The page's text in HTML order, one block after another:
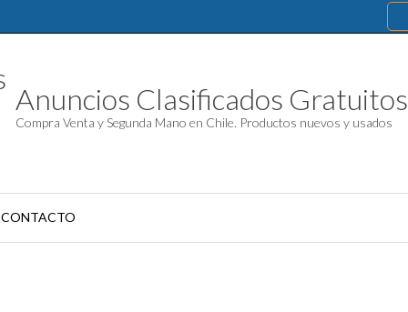
Anuncios Clasificados Gratuitos
Compra Venta y Segunda Mano en Chile. Productos nuevos y usados
CONTACTO